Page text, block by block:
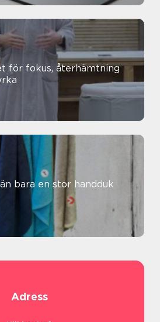
mer än bara en stor handduk
Adress